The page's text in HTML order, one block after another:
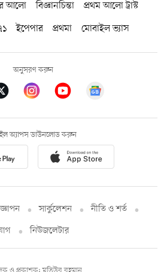
আলো বিজ্ঞানচিন্তা
প্রথম আলো ট্রাস্ট
ইপেপার প্রথমা মোবাইল ভ্যাস
অনুসরণ করুন
অ্যাপস ডাউনলোড করুন
সার্কুলেশন
নীতি ও শর্ত
নিউজলেটার